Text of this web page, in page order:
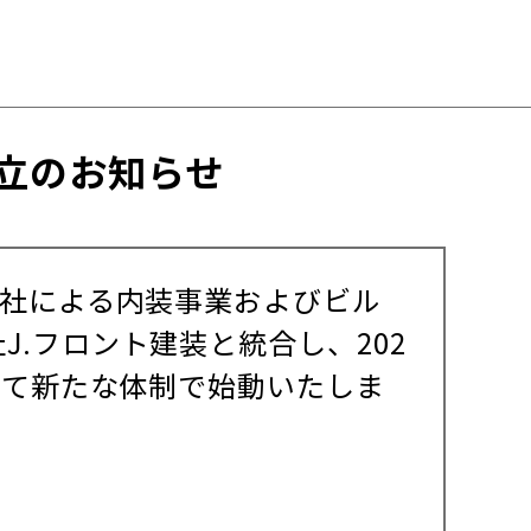
のお知らせ
による内装事業およびビル
フロント建装と統合し、202
新たな体制で始動いたしま